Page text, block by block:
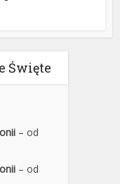
Święte
– od
– od